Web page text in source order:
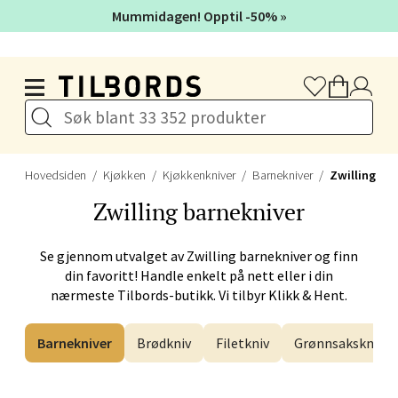
Hovedsiden Kjøkken Kjøkkenkniver Barnekniver Zwilling
Zwillingbarnekniver
Se gjennom utvalget avZwilling barnekniver og finn
din favoritt! Handle enkelt på nett eller i din
nærmeste Tilbords-butikk. Vi tilbyr Klikk & Hent.
Barnekniver Brødkniv Filetkniv Grønnsakskniv
Mummidagen! Opptil -50% »
Naustdalsveien 4, 6800 Førde
Åpent i dag 10-20
Velg
Bergen - Galleriet
Torgalmenningen 8, 5014 Bergen